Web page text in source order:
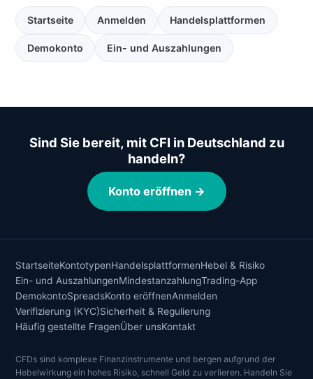
Startseite Anmelden Handelsplattformen
Demokonto Ein- und Auszahlungen
Sind Sie bereit, mit CFI in Deutschland zu
handeln?
Konto eröffnen →
StartseiteKontotypenHandelsplattformenHebel & Risiko
Ein- und AuszahlungenMindestanzahlungTrading-App
DemokontoSpreadsKonto eröffnenAnmelden
Verifizierung (KYC)Sicherheit & Regulierung
Häufig gestellte FragenÜber unsKontakt
CFDs sind komplexe Finanzinstrumente und bergen aufgrund der
Hebelwirkung ein hohes Risiko, schnell Geld zu verlieren. Handeln Sie